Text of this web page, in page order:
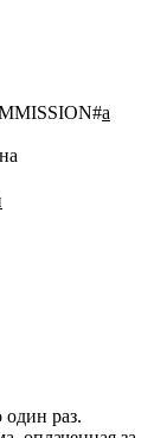
a
один раз.